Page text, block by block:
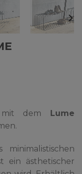
dem Lume
minimalistischen
ein ästhetischer